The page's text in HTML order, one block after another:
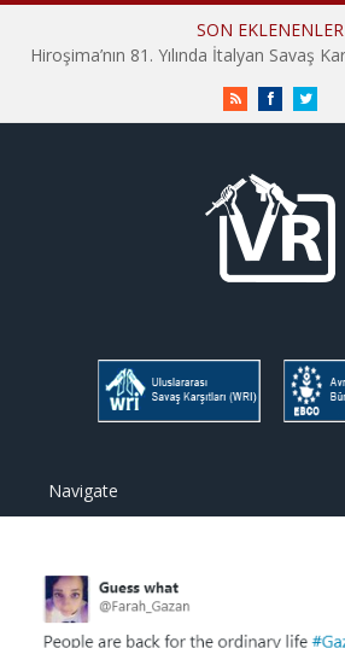
SON EKLENENLER
RSS FacebookTwitter
Navigate